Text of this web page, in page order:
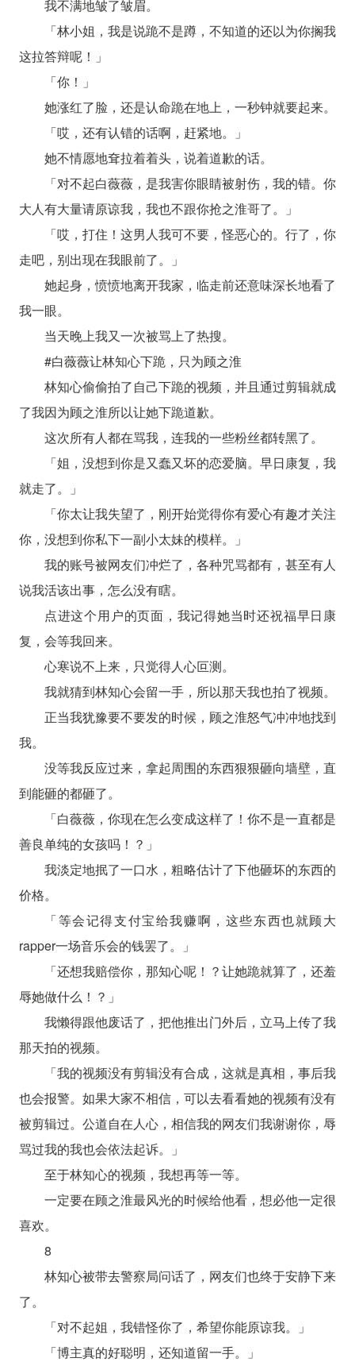
我不满地皱了皱眉。
「林小姐，我是说跪不是蹲，不知道的还以为你搁我
这拉答辩呢！」
「你！」
她涨红了脸，还是认命跪在地上，一秒钟就要起来。
「哎，还有认错的话啊，赶紧地。」
她不情愿地耷拉着着头，说着道歉的话。
「对不起白薇薇，是我害你眼睛被射伤，我的错。你
大人有大量请原谅我，我也不跟你抢之淮哥了。」
「哎，打住！这男人我可不要，怪恶心的。行了，你
走吧，别出现在我眼前了。」
她起身，愤愤地离开我家，临走前还意味深长地看了
我一眼。
当天晚上我又一次被骂上了热搜。
#白薇薇让林知心下跪，只为顾之淮
林知心偷偷拍了自己下跪的视频，并且通过剪辑就成
了我因为顾之淮所以让她下跪道歉。
这次所有人都在骂我，连我的一些粉丝都转黑了。
「姐，没想到你是又蠢又坏的恋爱脑。早日康复，我
就走了。」
「你太让我失望了，刚开始觉得你有爱心有趣才关注
你，没想到你私下一副小太妹的模样。」
我的账号被网友们冲烂了，各种咒骂都有，甚至有人
说我活该出事，怎么没有瞎。
点进这个用户的页面，我记得她当时还祝福早日康
复，会等我回来。
心寒说不上来，只觉得人心叵测。
我就猜到林知心会留一手，所以那天我也拍了视频。
正当我犹豫要不要发的时候，顾之淮怒气冲冲地找到
我。
没等我反应过来，拿起周围的东西狠狠砸向墙壁，直
到能砸的都砸了。
「白薇薇，你现在怎么变成这样了！你不是一直都是
善良单纯的女孩吗！？」
我淡定地抿了一口水，粗略估计了下他砸坏的东西的
价格。
「等会记得支付宝给我赚啊，这些东西也就顾大
rapper一场音乐会的钱罢了。」
「还想我赔偿你，那知心呢！？让她跪就算了，还羞
辱她做什么！？」
我懒得跟他废话了，把他推出门外后，立马上传了我
那天拍的视频。
「我的视频没有剪辑没有合成，这就是真相，事后我
也会报警。如果大家不相信，可以去看看她的视频有没有
被剪辑过。公道自在人心，相信我的网友们我谢谢你，辱
骂过我的我也会依法起诉。」
至于林知心的视频，我想再等一等。
一定要在顾之淮最风光的时候给他看，想必他一定很
喜欢。
8
林知心被带去警察局问话了，网友们也终于安静下来
了。
「对不起姐，我错怪你了，希望你能原谅我。」
「博主真的好聪明，还知道留一手。」